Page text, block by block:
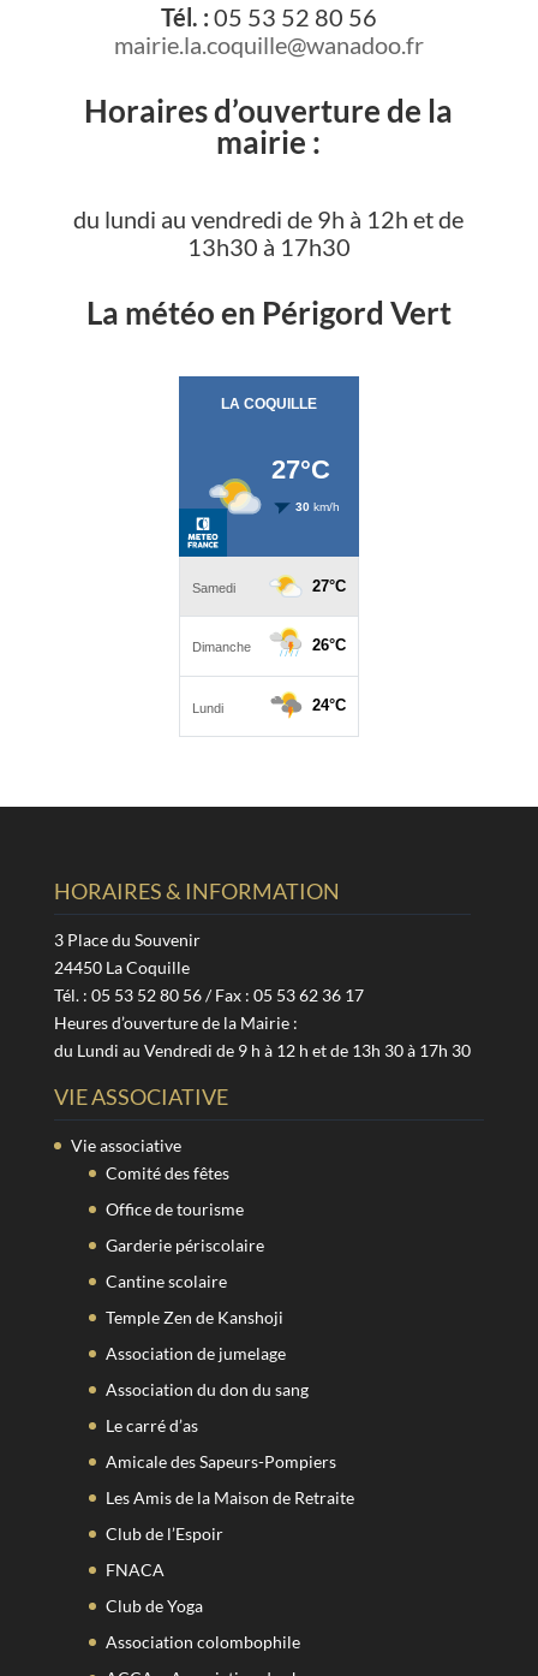
Tél. : 05 53 52 80 56
mairie.la.coquille@wanadoo.fr
Horaires d’ouverture de la
mairie :
du lundi au vendredi de 9h à 12h et de
13h30 à 17h30
La météo en Périgord Vert
HORAIRES & INFORMATION
3 Place du Souvenir
24450 La Coquille
Tél. : 05 53 52 80 56 / Fax : 05 53 62 36 17
Heures d’ouverture de la Mairie :
du Lundi au Vendredi de 9 h à 12 h et de 13h 30 à 17h 30
VIE ASSOCIATIVE
Vie associative
Comité des fêtes
Office de tourisme
Garderie périscolaire
Cantine scolaire
Temple Zen de Kanshoji
Association de jumelage
Association du don du sang
Le carré d’as
Amicale des Sapeurs-Pompiers
Les Amis de la Maison de Retraite
Club de l’Espoir
FNACA
Club de Yoga
Association colombophile